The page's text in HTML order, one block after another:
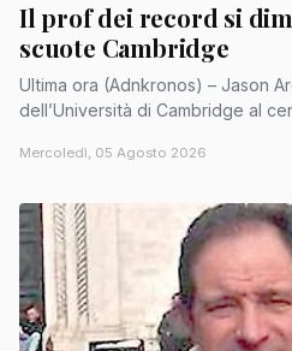
Il prof dei record si
scuote Cambridge
Ultima ora (Adnkronos) – Jason Arday, 41enne professore
dell’Università di Cambridge al
Mercoledì, 05 Agosto 2026